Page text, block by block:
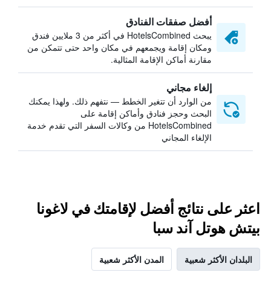
أفضل صفقات الفنادق
يبحث HotelsCombined في أكثر من 3 ملايين فندق
ومكان إقامة ويجمعهم في مكان واحد حتى تتمكن من
مقارنة أماكن الإقامة المثالية.
إلغاء مجاني
من الوارد أن تتغير الخطط — نتفهم ذلك. ولهذا يمكنك
البحث وحجز فنادق وأماكن إقامة على
HotelsCombined من وكالات السفر التي تقدم خدمة
الإلغاء المجاني
اعثر على نتائج أفضل لإقامتك في لاغونا
بيتش هوتل آند سبا
البلدان الأكثر شعبية المدن الأكثر شعبية